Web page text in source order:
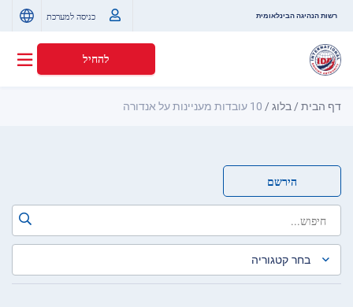
רשות הנהיגה הבינלאומית כניסה למערכת
להחיל
דף הבית/ בלוג/ 10 עובדות מעניינות על אנדורה
הירשם